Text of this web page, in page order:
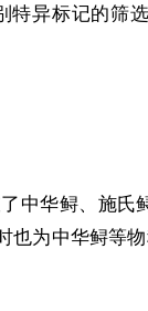
异标记的筛
中华鲟、施氏
为中华鲟等